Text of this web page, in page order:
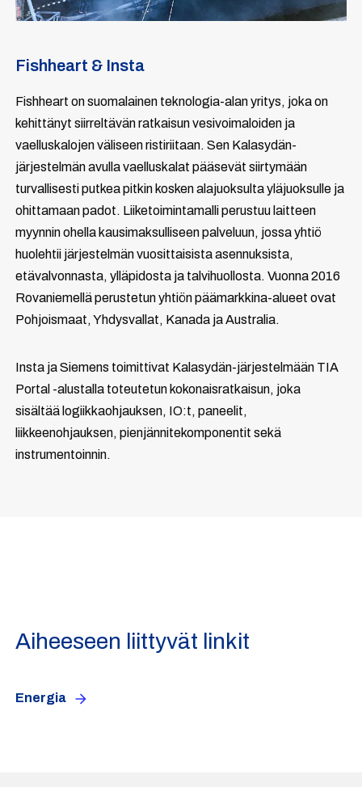
Fishheart & Insta
Fishheart on suomalainen teknologia-alan yritys, joka on
kehittänyt siirreltävän ratkaisun vesivoimaloiden ja
vaelluskalojen väliseen ristiriitaan. Sen Kalasydän-
järjestelmän avulla vaelluskalat pääsevät siirtymään
turvallisesti putkea pitkin kosken alajuoksulta yläjuoksulle ja
ohittamaan padot. Liiketoimintamalli perustuu laitteen
myynnin ohella kausimaksulliseen palveluun, jossa yhtiö
huolehtii järjestelmän vuosittaisista asennuksista,
etävalvonnasta, ylläpidosta ja talvihuollosta. Vuonna 2016
Rovaniemellä perustetun yhtiön päämarkkina-alueet ovat
Pohjoismaat, Yhdysvallat, Kanada ja Australia.
Insta ja Siemens toimittivat Kalasydän-järjestelmään TIA
Portal -alustalla toteutetun kokonaisratkaisun, joka
sisältää logiikkaohjauksen, IO:t, paneelit,
liikkeenohjauksen, pienjännitekomponentit sekä
instrumentoinnin.
Aiheeseen liittyvät linkit
Energia